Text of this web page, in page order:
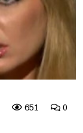
651 0